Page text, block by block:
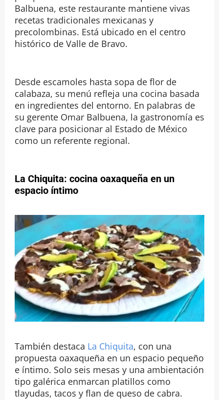
Balbuena, este restaurante mantiene vivas
recetas tradicionales mexicanas y
precolombinas. Está ubicado en el centro
histórico de Valle de Bravo.
Desde escamoles hasta sopa de flor de
calabaza, su menú refleja una cocina basada
en ingredientes del entorno. En palabras de
su gerente Omar Balbuena, la gastronomía es
clave para posicionar al Estado de México
como un referente regional.
La Chiquita: cocina oaxaqueña en un
espacio íntimo
También destaca La Chiquita, con una
propuesta oaxaqueña en un espacio pequeño
e íntimo. Solo seis mesas y una ambientación
tipo galérica enmarcan platillos como
tlayudas, tacos y flan de queso de cabra.